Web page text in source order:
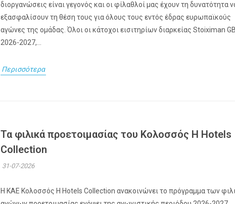
διοργανώσεις είναι γεγονός και οι φίλαθλοί μας έχουν τη δυνατότητα
εξασφαλίσουν τη θέση τους για όλους τους εντός έδρας ευρωπαϊκούς
αγώνες της ομάδας. Όλοι οι κάτοχοι εισιτηρίων διαρκείας Stoiximan
2026-2027,...
Περισσότερα
Τα φιλικά προετοιμασίας του Κολοσσός H Hotels
Collection
31-07-2026
Η ΚΑΕ Κολοσσός H Hotels Collection ανακοινώνει το πρόγραμμα των